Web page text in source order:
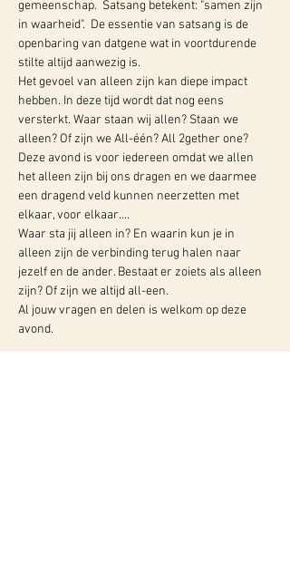
gemeenschap.  Satsang betekent: "samen zijn
in waarheid".  De essentie van satsang is de
openbaring van datgene wat in voortdurende
stilte altijd aanwezig is.
Het gevoel van alleen zijn kan diepe impact
hebben. In deze tijd wordt dat nog eens
versterkt. Waar staan wij allen? Staan we
alleen? Of zijn we All-één? All 2gether one?
Deze avond is voor iedereen omdat we allen
het alleen zijn bij ons dragen en we daarmee
een dragend veld kunnen neerzetten met
elkaar, voor elkaar....
Waar sta jij alleen in? En waarin kun je in
alleen zijn de verbinding terug halen naar
jezelf en de ander. Bestaat er zoiets als alleen
zijn? Of zijn we altijd all-een.
Al jouw vragen en delen is welkom op deze
avond.